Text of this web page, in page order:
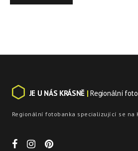
JE U NÁS KRÁSNĚ | Regionální
Regionální fotobanka specializující se na